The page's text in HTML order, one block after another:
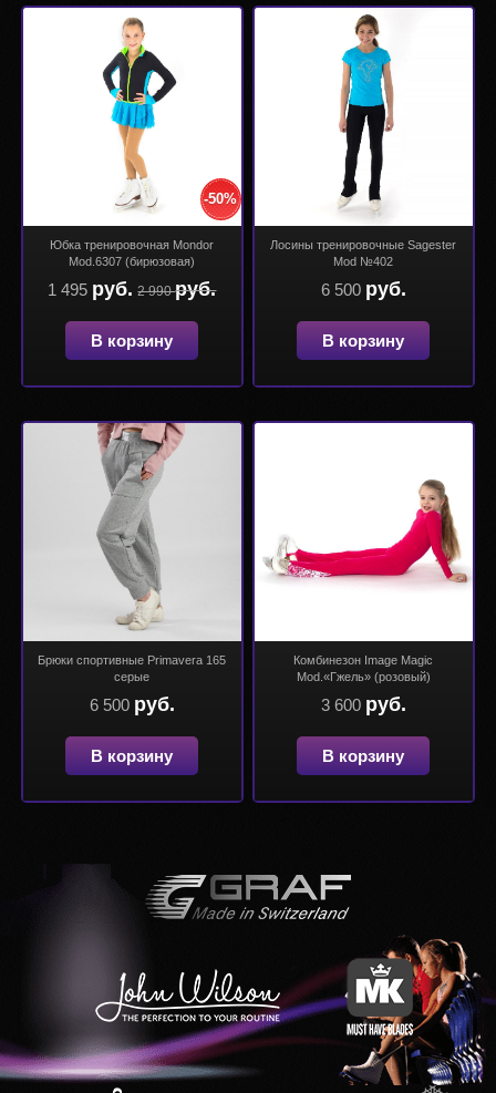
-50%
Юбка тренировочная Mondor
Mod.6307 (бирюзовая)
1 495 руб. 2 990руб.
В корзину
Лосины тренировочные Sagester
Mod №402
6 500 руб.
В корзину
Брюки спортивные Primavera 165
серые
6 500 руб.
В корзину
Комбинезон Image Magic
Mod.«Гжель» (розовый)
3 600 руб.
В корзину